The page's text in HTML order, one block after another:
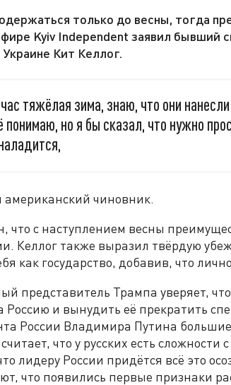
только до весны, тогда
Kyiv Independent заявил бывший
Кит Келлог.
тяжёлая зима, знаю, что они
понимаю, но я бы сказал, что нужно
американский чиновник.
что с наступлением весны
Келлог также выразил твёрдую
как государство, добавив, что
представитель Трампа уверяет,
Россию и вынудить её прекратить
России Владимира Путина
что у русских есть
лидеру России придётся всё это
что появились первые признаки